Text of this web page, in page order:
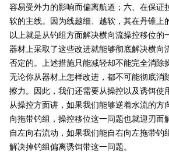
容易受外力的影响而偏离航道；六、在保证
软的主线。因为线越细、越软，其在丹锥上
以上就是从钓组方面解决横向流操控移位的
器材上采取了这些改进就能够彻底解决横向
否定的。上述措施只能减轻却不能完全消除
无论你从器材上怎样改进，都不可能彻底消
擦力。因此，我们还需要从操控以及诱饵使
从操控方面讲，如果我们能够逆着水流的方
向拖带钓组，操控移位这一问题也就迎刃而
自左向右流动，如果我们能自右向左拖带钓
解决掉钓组偏离诱饵带这一问题。